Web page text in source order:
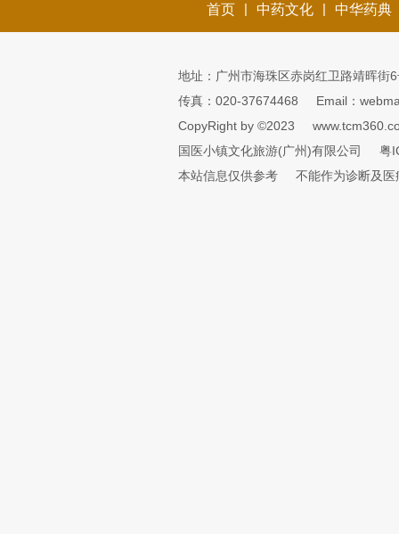
首页 | 中药文化 | 中华药典
地址：广州市海珠区赤岗红卫路靖晖街
传真：020-37674468
Email：
CopyRight by ©2023
国医小镇文化旅游(广州)有限公司
粤
本站信息仅供参考
不能作为诊断及医